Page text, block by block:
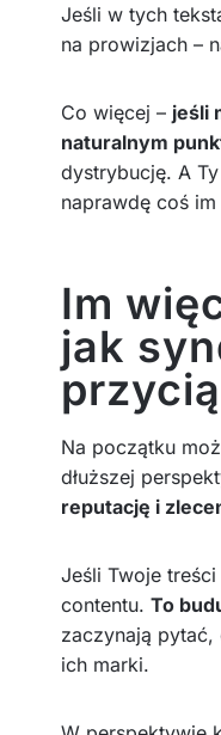
Jeśli w tych
na prowizjach –
Co więcej – jeśli
naturalnym
dystrybucję. A
naprawdę coś im
Im
jak
Na początku
dłuższej
reputację i
Jeśli Twoje
contentu. To
zaczynają
ich marki.